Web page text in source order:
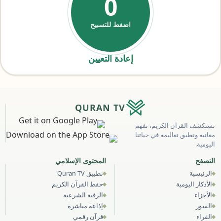
0
اضغط للتسبيح
إعادة التعيين
QURAN TV
نستكشف القرآن الكريم، نفهم
معانيه ونطبق تعاليمه في حياتنا
اليومية.
التصفح
الرئيسية
الأذكار اليومية
الأجزاء
السور
القراء
المحتوى الإسلامي
تطبيق Quran TV
حفظ القرآن الكريم
الرقية الشرعية
إذاعة مباشرة
قرآن رقمي